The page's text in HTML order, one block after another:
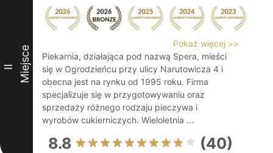
II Miejsce
Pokaż więcej >>
Piekarnia, działająca pod nazwą Spera, mieści
się w Ogrodzieńcu przy ulicy Narutowicza 4 i
obecna jest na rynku od 1995 roku. Firma
specjalizuje się w przygotowywaniu oraz
sprzedaży różnego rodzaju pieczywa i
wyrobów cukierniczych. Wieloletnia ...
8.8 (40)